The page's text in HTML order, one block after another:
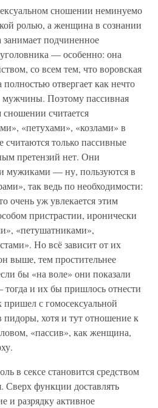
сношении неминуемо
ролью, а женщина в сознании
подчиненное
— особенно: она
со всем тем, что воровская
отвергает как нечто
мужчины. Поэтому пассивная
сношении считается
«петухами», «козлами» в
считаются только пассивные
претензий нет. Они
мужиками — ну, пользуются в
так ведь по необходимости:
очень уж увлекается этим
пристрастии, иронически
«петушатниками»,
Но всё зависит от их
выше, тем простительнее
бы «на воле» они показали
и их бы пришлось отнести
с гомосексуальной
пидоры, хотя и тут отношение к
«пассив», как женщина,
в сексе становится средством
Сверх функции доставлять
и разрядку активное